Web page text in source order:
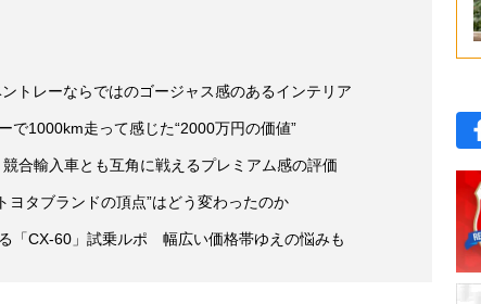
トレーならではのゴージャス感のあるインテリア
で1000km走って感じた“2000万円の価値”
合輸入車とも互角に戦えるプレミアム感の評価
ヨタブランドの頂点”はどう変わったのか
「CX-60」試乗ルポ 幅広い価格帯ゆえの悩みも